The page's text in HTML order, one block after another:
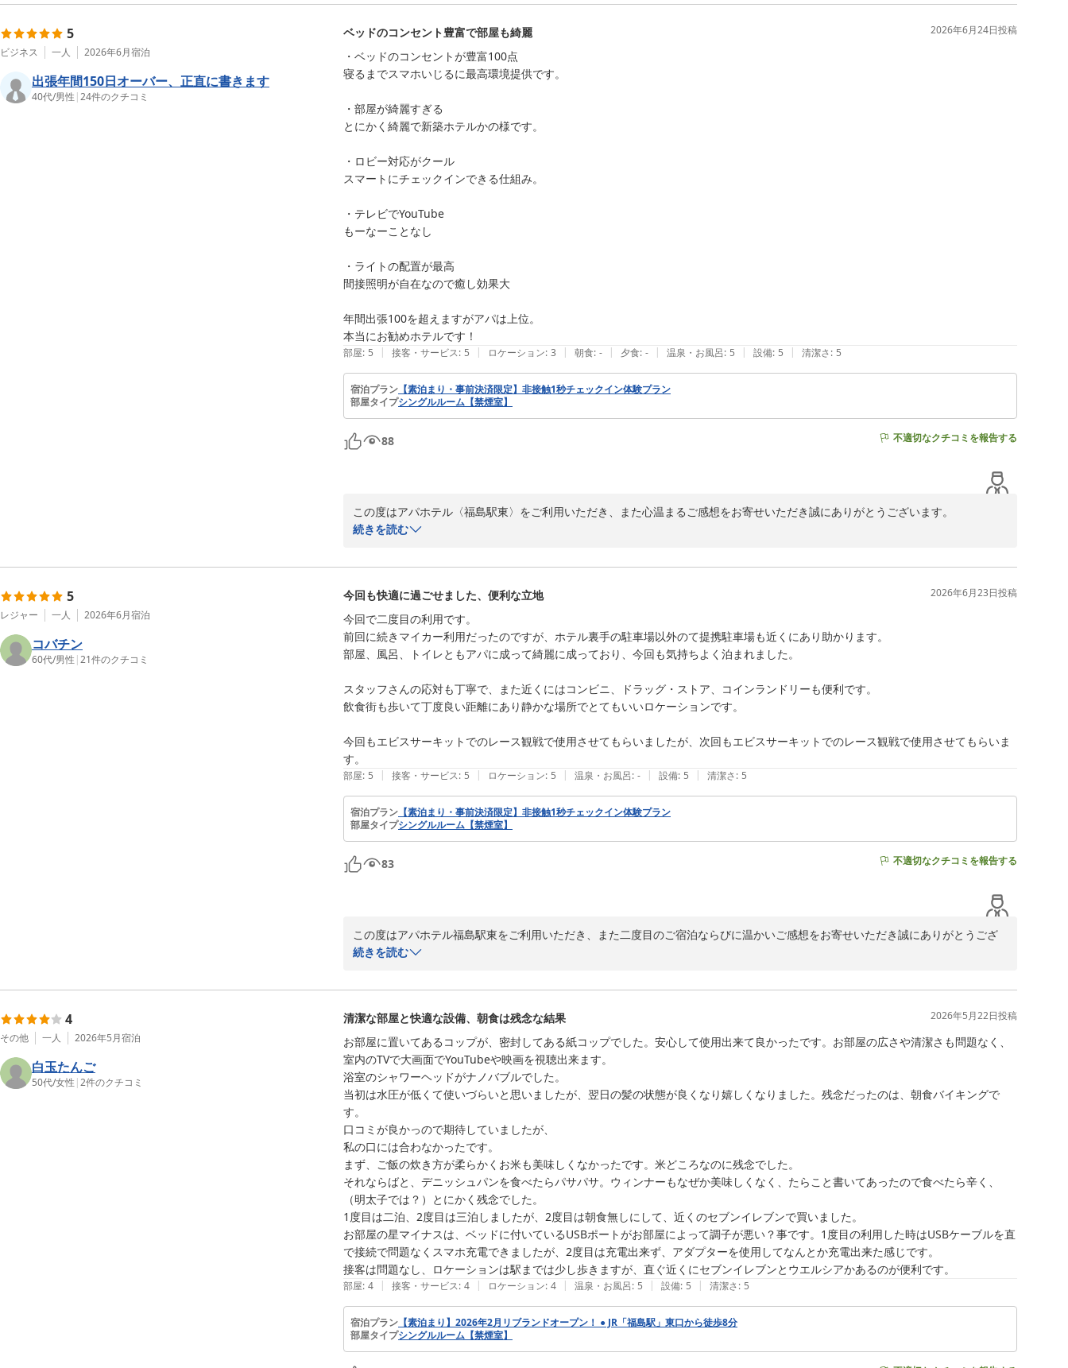
拝読いたしました。快適にお過ごしいただけたことが何よりでございます。
一方で、シャワー設備やコインランドリーのご利用に際し、ご不便をおかけしましたことをお詫び申し上げます。いただいたご意
「総合的には満足なステイでした」とのお言葉を励みに、今後もより快適にお過ごしいただけるホテルづくりに努めてまいりま
また福島へお越しの際は、ぜひ当館をご利用くださいませ。スタッフ一同心よりお待ちしております。
アパホテル福島駅東
支配人　蓮沼
2026-06-25
5
ビジネス 一人 2026年6月宿泊
出張年間150日オーバー、正直に書きます
40代/男性 |24件のクチコミ
ベッドのコンセント豊富で部屋も綺麗 2026年6月24日投稿
・ベッドのコンセントが豊富100点
寝るまでスマホいじるに最高環境提供です。
・部屋が綺麗すぎる
とにかく綺麗で新築ホテルかの様です。
・ロビー対応がクール
スマートにチェックインできる仕組み。
・テレビでYouTube
もーなーことなし
・ライトの配置が最高
間接照明が自在なので癒し効果大
年間出張100を超えますがアパは上位。
本当にお勧めホテルです！
部屋: 5 | 接客・サービス: 5 | ロケーション: 3 | 朝食: - | 夕食: - | 温泉・お風呂: 5 | 設備: 5 | 清潔さ: 5
宿泊プラン 【素泊まり・事前決済限定】非接触1秒チェックイン体験プラン
部屋タイプシングルルーム【禁煙室】
88 不適切なクチコミを報告する
この度はアパホテル〈福島駅東〉をご利用いただき、また心温まるご感想をお寄せいただき誠にありがとうございます。
「寝るまでスマホをいじるのに最高環境」とのお言葉は、設備面を評価いただけたことが伝わり、スタッフ一同大変励みになりま
また、スムーズなチェックインやテレビでのYouTube視聴機能につきましてもご満足いただけたようで何よりでございます。
年間100回を超えるご出張の中で、当館をアパホテルグループの上位とご評価いただけたことは大変光栄でございます。今後もお客
お客様のまたのお越しをスタッフ一同心よりお待ちしております。
アパホテル福島駅東
支配人　蓮沼
アパホテル〈福島駅東〉
2026-06-25
続きを読む
5
レジャー 一人 2026年6月宿泊
コバチン
60代/男性 |21件のクチコミ
今回も快適に過ごせました、便利な立地 2026年6月23日投稿
今回で二度目の利用です。
前回に続きマイカー利用だったのですが、ホテル裏手の駐車場以外のて提携駐車場も近くにあり助かります。
部屋、風呂、トイレともアパに成って綺麗に成っており、今回も気持ちよく泊まれました。
スタッフさんの応対も丁寧で、また近くにはコンビニ、ドラッグ・ストア、コインランドリーも便利です。
飲食街も歩いて丁度良い距離にあり静かな場所でとてもいいロケーションです。
今回もエビスサーキットでのレース観戦で使用させてもらいましたが、次回もエビスサーキットでのレース観戦で使用させてもらいま
す。
部屋: 5 | 接客・サービス: 5 | ロケーション: 5 | 温泉・お風呂: - | 設備: 5 | 清潔さ: 5
宿泊プラン 【素泊まり・事前決済限定】非接触1秒チェックイン体験プラン
部屋タイプシングルルーム【禁煙室】
83 不適切なクチコミを報告する
この度はアパホテル福島駅東をご利用いただき、また二度目のご宿泊ならびに温かいご感想をお寄せいただき誠にありがとうござ
います。
前回に続き、お車でのご来館とのことでしたが、提携駐車場も含め便利にご利用いただけたようで安心いたしました。また、お部
スタッフの対応につきましてもお褒めいただき、心より感謝申し上げます。周辺のコンビニエンスストアやドラッグストア、コイ
ンランドリー、飲食店街など、当館の立地がお客様のお役に立てたようで何よりでございます。
今回もエビスサーキットでのレース観戦に際してご利用いただき、誠にありがとうございました。大切なご滞在先として再び当館
をお選びいただけたことは、私どもにとって大きな励みでございます。
今後も快適で安心してお過ごしいただけるホテルを目指し、サービス向上に努めてまいります。次回のレース観戦の際にもお客様
をお迎えできますことを、スタッフ一同心よりお待ち申し上げております。
アパホテル福島駅東
支配人　蓮沼
アパホテル〈福島駅東〉
2026-06-23
続きを読む
4
その他 一人 2026年5月宿泊
白玉たんご
50代/女性 |2件のクチコミ
清潔な部屋と快適な設備、朝食は残念な結果 2026年5月22日投稿
お部屋に置いてあるコップが、密封してある紙コップでした。安心して使用出来て良かったです。お部屋の広さや清潔さも問題なく、
室内のTVで大画面でYouTubeや映画を視聴出来ます。
浴室のシャワーヘッドがナノバブルでした。
当初は水圧が低くて使いづらいと思いましたが、翌日の髪の状態が良くなり嬉しくなりました。残念だったのは、朝食バイキングで
す。
口コミが良かっので期待していましたが、
私の口には合わなかったです。
まず、ご飯の炊き方が柔らかくお米も美味しくなかったです。米どころなのに残念でした。
それならばと、デニッシュパンを食べたらパサパサ。ウィンナーもなぜか美味しくなく、たらこと書いてあったので食べたら辛く、
（明太子では？）とにかく残念でした。
1度目は二泊、2度目は三泊しましたが、2度目は朝食無しにして、近くのセブンイレブンで買いました。
お部屋の星マイナスは、ベッドに付いているUSBポートがお部屋によって調子が悪い？事です。1度目の利用した時はUSBケーブルを直
で接続で問題なくスマホ充電できましたが、2度目は充電出来ず、アダプターを使用してなんとか充電出来た感じです。
接客は問題なし、ロケーションは駅までは少し歩きますが、直ぐ近くにセブンイレブンとウエルシアかあるのが便利です。
部屋: 4 | 接客・サービス: 4 | ロケーション: 4 | 温泉・お風呂: 5 | 設備: 5 | 清潔さ: 5
宿泊プラン 【素泊まり】2026年2月リブランドオープン！ ● JR「福島駅」東口から徒歩8分
部屋タイプシングルルーム【禁煙室】